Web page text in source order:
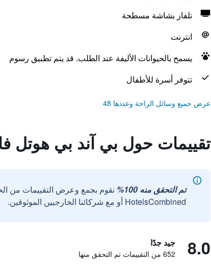
تلفاز بشاشة مسطحة
انترنت
يسمح بالحيوانات الأليفة عند الطلب. قد يتم تطبيق رسوم
تتوفر أسرة للأطفال
عرض جميع وسائل الراحة وعددها 48
تقييمات حول بي آند بي هوتل
تم التحقق منه 100%
نقوم بجمع وعرض التقييمات من
HotelsCombined أو مع شركائنا الخارجيين الموثوقين.
8.0 جيد جدًا
652 من التقييمات تم التحقق منها